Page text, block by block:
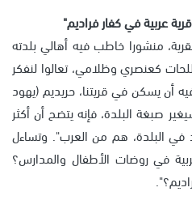
عربية في كفار فراديم"
منشورا خاطب فيه أهالي بلدته
كعنصري وظلامي، تعالوا لنفكر
أن يسكن في قريتنا، حريديم (يهود
صبغة البلدة، فإنه يتضح أن أكثر
في البلدة، هم من العرب". وتساءل
في روضات الأطفال والمدارس؟